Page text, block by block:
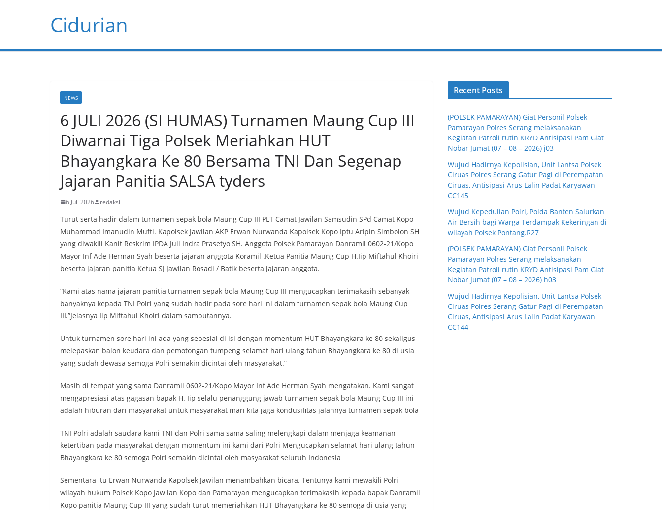
Cidurian
NEWS
6 JULI 2026 (SI HUMAS) Turnamen Maung Cup III
Diwarnai Tiga Polsek Meriahkan HUT
Bhayangkara Ke 80 Bersama TNI Dan Segenap
Jajaran Panitia SALSA tyders
6 Juli 2026 redaksi
Turut serta hadir dalam turnamen sepak bola Maung Cup III PLT Camat Jawilan Samsudin SPd Camat Kopo
Muhammad Imanudin Mufti. Kapolsek Jawilan AKP Erwan Nurwanda Kapolsek Kopo Iptu Aripin Simbolon SH
yang diwakili Kanit Reskrim IPDA Juli Indra Prasetyo SH. Anggota Polsek Pamarayan Danramil 0602-21/Kopo
Mayor Inf Ade Herman Syah beserta jajaran anggota Koramil .Ketua Panitia Maung Cup H.Iip Miftahul Khoiri
beserta jajaran panitia Ketua SJ Jawilan Rosadi / Batik beserta jajaran anggota.
“Kami atas nama jajaran panitia turnamen sepak bola Maung Cup III mengucapkan terimakasih sebanyak
banyaknya kepada TNI Polri yang sudah hadir pada sore hari ini dalam turnamen sepak bola Maung Cup
III.”Jelasnya Iip Miftahul Khoiri dalam sambutannya.
Untuk turnamen sore hari ini ada yang sepesial di isi dengan momentum HUT Bhayangkara ke 80 sekaligus
melepaskan balon keudara dan pemotongan tumpeng selamat hari ulang tahun Bhayangkara ke 80 di usia
yang sudah dewasa semoga Polri semakin dicintai oleh masyarakat.”
Masih di tempat yang sama Danramil 0602-21/Kopo Mayor Inf Ade Herman Syah mengatakan. Kami sangat
mengapresiasi atas gagasan bapak H. Iip selalu penanggung jawab turnamen sepak bola Maung Cup III ini
adalah hiburan dari masyarakat untuk masyarakat mari kita jaga kondusifitas jalannya turnamen sepak bola
TNI Polri adalah saudara kami TNI dan Polri sama sama saling melengkapi dalam menjaga keamanan
ketertiban pada masyarakat dengan momentum ini kami dari Polri Mengucapkan selamat hari ulang tahun
Bhayangkara ke 80 semoga Polri semakin dicintai oleh masyarakat seluruh Indonesia
Sementara itu Erwan Nurwanda Kapolsek Jawilan menambahkan bicara. Tentunya kami mewakili Polri
wilayah hukum Polsek Kopo Jawilan Kopo dan Pamarayan mengucapkan terimakasih kepada bapak Danramil
Kopo panitia Maung Cup III yang sudah turut memeriahkan HUT Bhayangkara ke 80 semoga di usia yang
Recent Posts
(POLSEK PAMARAYAN) Giat Personil Polsek
Pamarayan Polres Serang melaksanakan
Kegiatan Patroli rutin KRYD Antisipasi Pam Giat
Nobar Jumat (07 – 08 – 2026) j03
Wujud Hadirnya Kepolisian, Unit Lantsa Polsek
Ciruas Polres Serang Gatur Pagi di Perempatan
Ciruas, Antisipasi Arus Lalin Padat Karyawan.
CC145
Wujud Kepedulian Polri, Polda Banten Salurkan
Air Bersih bagi Warga Terdampak Kekeringan di
wilayah Polsek Pontang.R27
(POLSEK PAMARAYAN) Giat Personil Polsek
Pamarayan Polres Serang melaksanakan
Kegiatan Patroli rutin KRYD Antisipasi Pam Giat
Nobar Jumat (07 – 08 – 2026) h03
Wujud Hadirnya Kepolisian, Unit Lantsa Polsek
Ciruas Polres Serang Gatur Pagi di Perempatan
Ciruas, Antisipasi Arus Lalin Padat Karyawan.
CC144